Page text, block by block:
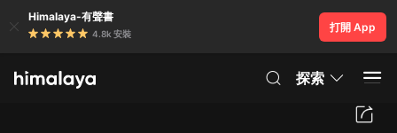
Himalaya-有聲書
4.8k 安裝
打開 App
探索